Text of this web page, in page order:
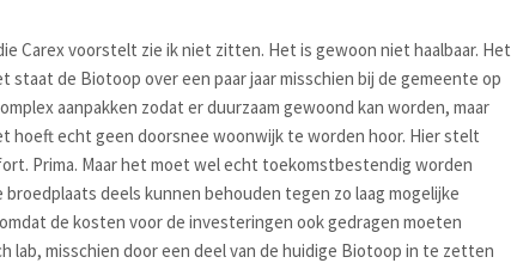
Carex voorstelt zie ik niet zitten. Het is gewoon niet haalbaar. Het
de Biotoop over een paar jaar misschien bij de gemeente op
aanpakken zodat er duurzaam gewoond kan worden, maar
hoeft echt geen doorsnee woonwijk te worden hoor. Hier stelt
Prima. Maar het moet wel echt toekomstbestendig worden
deels kunnen behouden tegen zo laag mogelijke
de kosten voor de investeringen ook gedragen moeten
misschien door een deel van de huidige Biotoop in te zetten